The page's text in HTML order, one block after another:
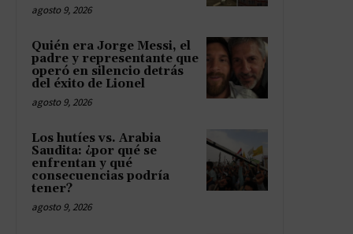
agosto 9, 2026
Quién era Jorge Messi, el
padre y representante que
operó en silencio detrás
del éxito de Lionel
agosto 9, 2026
Los hutíes vs. Arabia
Saudita: ¿por qué se
enfrentan y qué
consecuencias podría
tener?
agosto 9, 2026